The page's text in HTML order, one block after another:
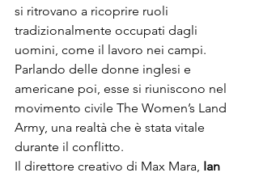
si ritrovano a ricoprire ruoli
tradizionalmente occupati dagli
uomini, come il lavoro nei campi.
Parlando delle donne inglesi e
americane poi, esse si riuniscono nel
movimento civile The Women’s Land
Army, una realtà che è stata vitale
durante il conflitto.
Il direttore creativo di Max Mara, Ian